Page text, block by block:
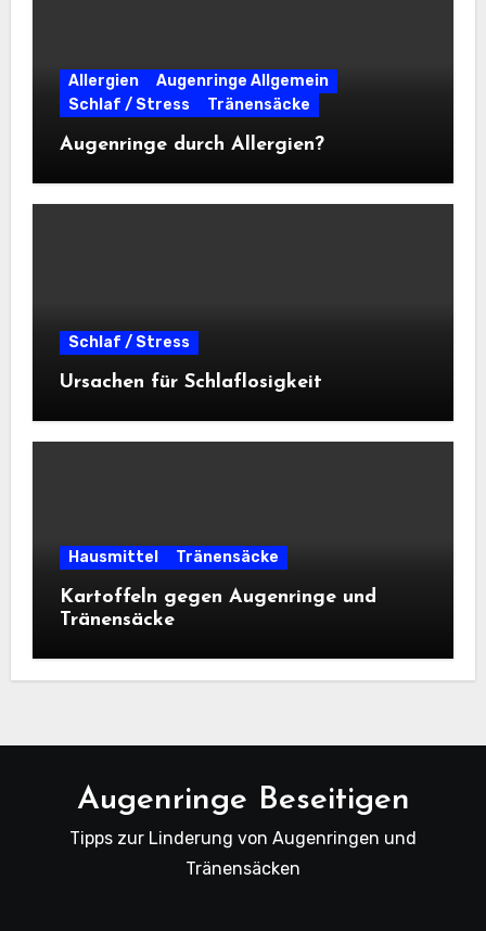
Allergien
Augenringe Allgemein
Schlaf / Stress
Tränensäcke
Augenringe durch Allergien?
Schlaf / Stress
Ursachen für Schlaflosigkeit
Hausmittel Tränensäcke
Kartoffeln gegen Augenringe und
Tränensäcke
Augenringe Beseitigen
Tipps zur Linderung von Augenringen und
Tränensäcken